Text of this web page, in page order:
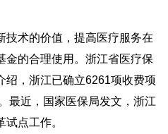
技术的价值，提高医疗服务在
金的合理使用。浙江省医疗保
绍，浙江已确立6261项收费项
最近，国家医保局发文，浙江
点工作。